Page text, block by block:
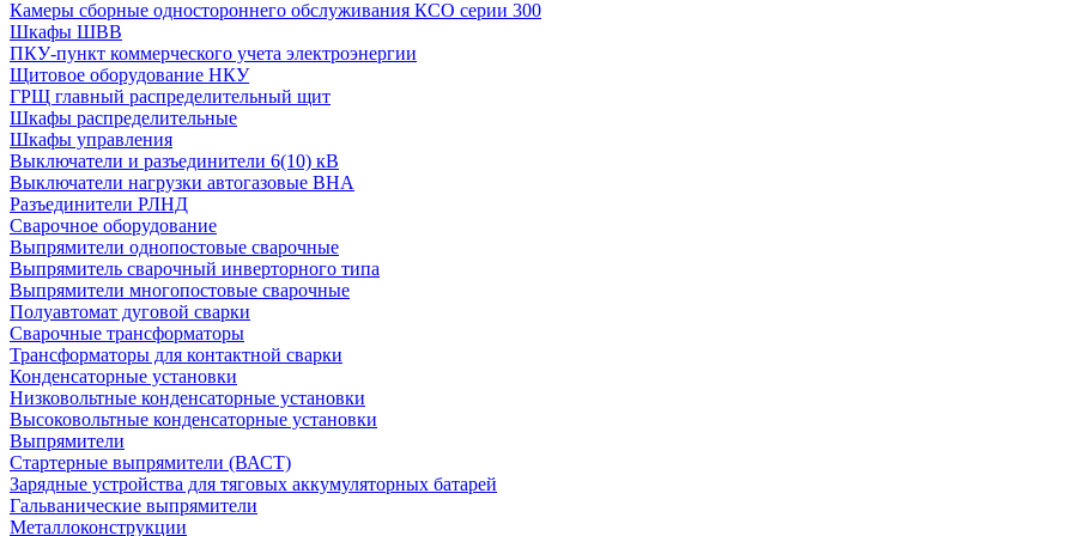
Камеры сборные одностороннего обслуживания КСО серии 300
Шкафы ШВВ
ПКУ-пункт коммерческого учета электроэнергии
Щитовое оборудование НКУ
ГРЩ главный распределительный щит
Шкафы распределительные
Шкафы управления
Выключатели и разъединители 6(10) кВ
Выключатели нагрузки автогазовые ВНА
Разъединители РЛНД
Сварочное оборудование
Выпрямители однопостовые сварочные
Выпрямитель сварочный инверторного типа
Выпрямители многопостовые сварочные
Полуавтомат дуговой сварки
Сварочные трансформаторы
Трансформаторы для контактной сварки
Конденсаторные установки
Низковольтные конденсаторные установки
Высоковольтные конденсаторные установки
Выпрямители
Стартерные выпрямители (ВАСТ)
Зарядные устройства для тяговых аккумуляторных батарей
Гальванические выпрямители
Металлоконструкции